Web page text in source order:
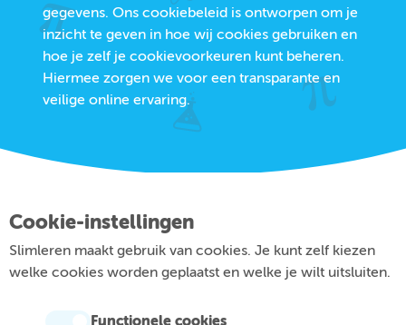
gegevens. Ons cookiebeleid is ontworpen om je
inzicht te geven in hoe wij cookies gebruiken en
hoe je zelf je cookievoorkeuren kunt beheren.
Hiermee zorgen we voor een transparante en
veilige online ervaring.
Cookie-instellingen
Slimleren maakt gebruik van cookies. Je kunt zelf kiezen
welke cookies worden geplaatst en welke je wilt uitsluiten.
Functionele cookies